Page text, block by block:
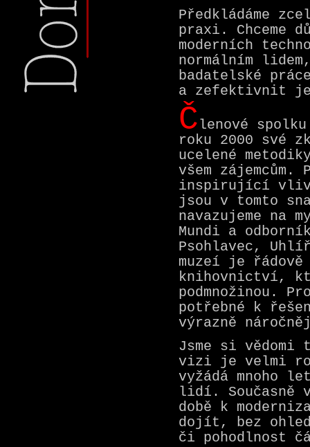
Předkládáme
praxi. Chceme
moderních
normálním
badatelské
a zefektivnit
Členové
roku 2000 své
ucelené
všem zájemcům.
inspirující vliv
jsou v tomto
navazujeme na
Mundi a
Psohlavec,
muzeí je
knihovnictví,
podmnožinou.
potřebné k
výrazně
Jsme si
vizi je velmi
vyžádá mnoho
lidí. Současně
době k
dojít, bez
či pohodlnost